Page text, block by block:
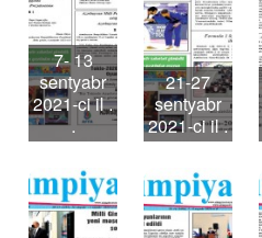
7- 13
sentyabr
2021-ci il .
.
21-27
sentyabr
2021-ci il .